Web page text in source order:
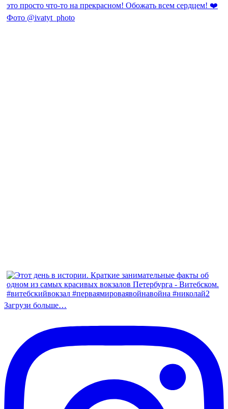
Загрузи больше…